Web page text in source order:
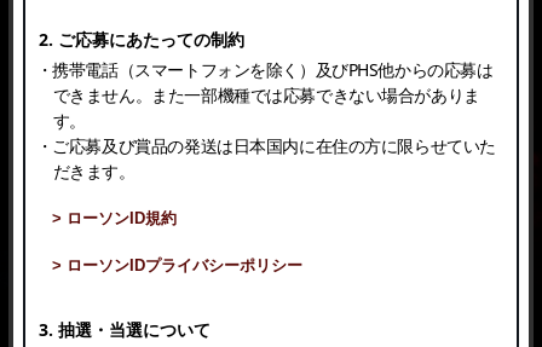
2. ご応募にあたっての制約
・携帯電話（スマートフォンを除く）及びPHS他からの応募は
できません。また一部機種では応募できない場合がありま
す。
・ご応募及び賞品の発送は日本国内に在住の方に限らせていた
だきます。
> ローソンID規約
> ローソンIDプライバシーポリシー
3. 抽選・当選について